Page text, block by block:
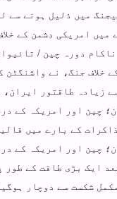
میں ذلیل ہونے سے
میں امریکی دشمن کے
دورہ چین /
خلاف جنگ، نے
زیادہ طاقتور ایران،
چین اور امریکہ کے
کے بارے میں
چین اور امریکہ کے
ایک بڑی طاقت کے
شکست سے دوچار